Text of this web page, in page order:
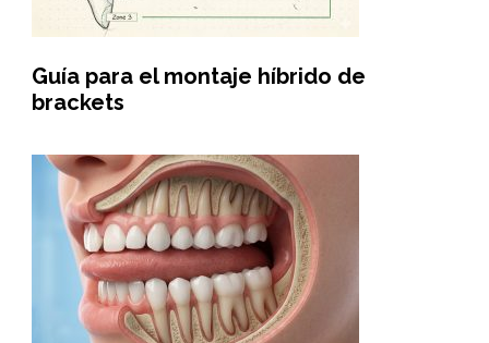
Guía para el montaje híbrido de
brackets